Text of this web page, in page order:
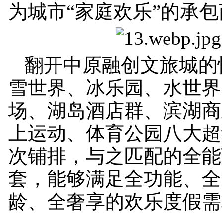
为城市“家庭欢乐”的承
翻开中原融创文旅城
雪世界、冰乐园、水世
场、湖岛酒店群、滨湖
上运动、体育公园八大
次铺排，与之匹配的全
套，能够满足全功能、
龄、全奢享的欢乐度假